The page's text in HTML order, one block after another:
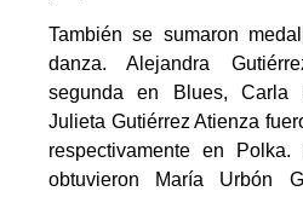
También se sumaron
danza. Alejandra
segunda en Blues, Carla
Julieta Gutiérrez Atienza
respectivamente en Polka.
obtuvieron María Urbón